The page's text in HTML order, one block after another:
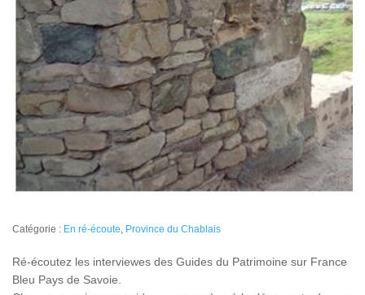
Catégorie : En ré-écoute Province du Chablais
Ré-écoutez les interviewes des Guides du Patrimoine sur France
Bleu Pays de Savoie.